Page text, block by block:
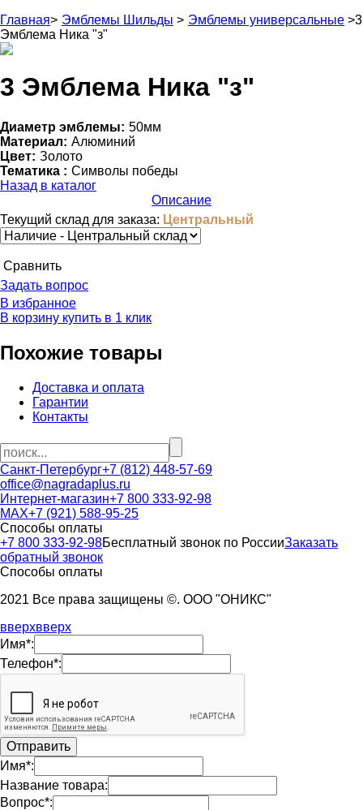
Главная> Эмблемы Шильды > Эмблемы универсальные >3
Эмблема Ника "з"
3 Эмблема Ника "з"
Диаметр эмблемы: 50мм
Материал: Алюминий
Цвет: Золото
Тематика : Символы победы
Назад в каталог
Описание
Текущий склад для заказа: Центральный
Cравнить
Задать вопрос
В избранное
В корзину купить в 1 клик
Похожие товары
Доставка и оплата
Гарантии
Контакты
Санкт-Петербург+7 (812) 448-57-69
office@nagradaplus.ru
Интернет-магазин+7 800 333-92-98
MAX+7 (921) 588-95-25
Способы оплаты
+7 800 333-92-98Бесплатный звонок по РоссииЗаказать
обратный звонок
Способы оплаты
2021 Все права защищены ©. ООО "ОНИКС"
вверхвверх
Имя*:
Телефон*:
Имя*:
Название товара:
Вопрос*: